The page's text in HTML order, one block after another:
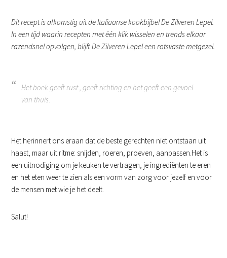
Dit recept is afkomstig uit de Italiaanse kookbijbel De Zilveren Lepel.
In een tijd waarin recepten met één klik wisselen en trends elkaar
razendsnel opvolgen, blijft De Zilveren Lepel een rotsvaste metgezel.
Het boek geeft rust , geeft richting en het geeft een gevoel
van thuis.
Het herinnert ons eraan dat de beste gerechten niet ontstaan uit
haast, maar uit ritme: snijden, roeren, proeven, aanpassen.Het is
een uitnodiging om je keuken te vertragen, je ingrediënten te eren
en het eten weer te zien als een vorm van zorg voor jezelf en voor
de mensen met wie je het deelt.
Salut!